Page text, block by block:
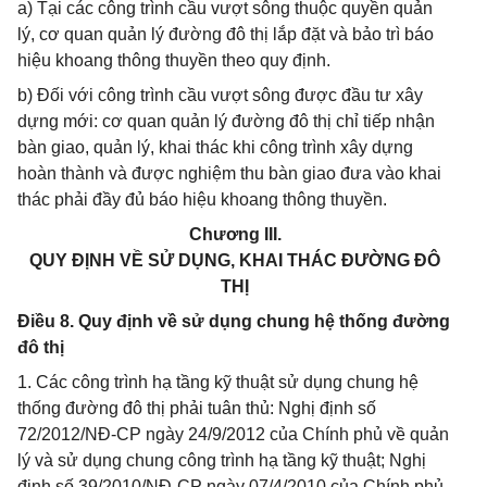
a) Tại các công trình cầu vượt sông thuộc quyền quản
lý, cơ quan quản lý đường đô thị lắp đặt và bảo trì báo
hiệu khoang thông thuyền theo quy định.
b) Đối với công trình cầu vượt sông được đầu tư xây
dựng mới: cơ quan quản lý đường đô thị chỉ tiếp nhận
bàn giao, quản lý, khai thác khi công trình xây dựng
hoàn thành và được nghiệm thu bàn giao đưa vào khai
thác phải đầy đủ báo hiệu khoang thông thuyền.
Chương III.
QUY ĐỊNH VỀ SỬ DỤNG, KHAI THÁC ĐƯỜNG ĐÔ
THỊ
Điều 8. Quy định về sử dụng chung hệ thống đường
đô thị
1. Các công trình hạ tầng kỹ thuật sử dụng chung hệ
thống đường đô thị phải tuân thủ: Nghị định số
72/2012/NĐ-CP ngày 24/9/2012 của Chính phủ về quản
lý và sử dụng chung công trình hạ tầng kỹ thuật; Nghị